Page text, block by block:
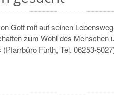
Gott mit auf seinen
zum Wohl des Menschen
Fürth, Tel. 06253-